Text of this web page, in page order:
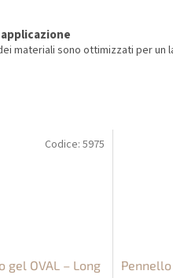
materiali sono ottimizzati per un
gel OVAL – Long
Codice: 5975
Pennello